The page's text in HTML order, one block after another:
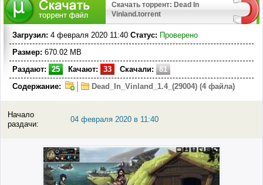
Скачать торрент: Dead In
Vinland.torrent
Загрузил: 4 февраля 2020 11:40 Статус: Проверено
Размер: 670.02 MB
Раздают:
25 Качают: 33 Скачали:
81
Содержание:
Dead_In_Vinland_1.4_(29004) (4 файла)
Начало
раздачи:
04 февраля 2020 в 11:40